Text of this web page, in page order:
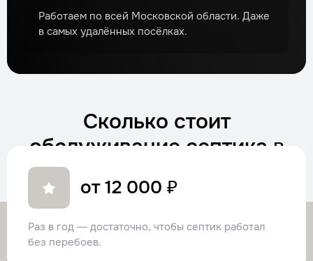
Работаем по всей Московской области. Даже
в самых удалённых посёлках.
Сколько стоит
обслуживание септика в
от 12 000 ₽
Раз в год — достаточно, чтобы септик работал
без перебоев.